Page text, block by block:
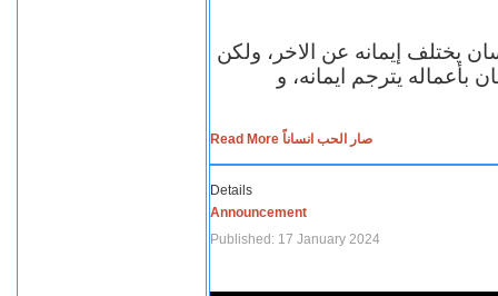
يختلف إيمانه عن الاخر، ولكن
بأعماله يترجم ايمانه، و
Read More صار الحب انساناً
Details
Announcement
Published: 17 January 2024